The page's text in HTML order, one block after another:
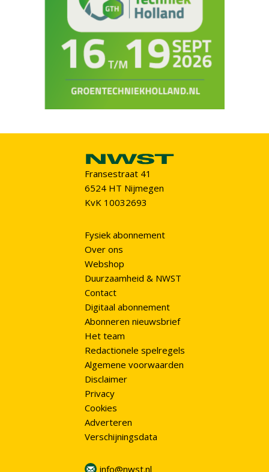
Fransestraat 41
6524 HT Nijmegen
KvK 10032693
Fysiek abonnement
Over ons
Webshop
Duurzaamheid & NWST
Contact
Digitaal abonnement
Abonneren nieuwsbrief
Het team
Redactionele spelregels
Algemene voorwaarden
Disclaimer
Privacy
Cookies
Adverteren
Verschijningsdata
info@nwst.nl